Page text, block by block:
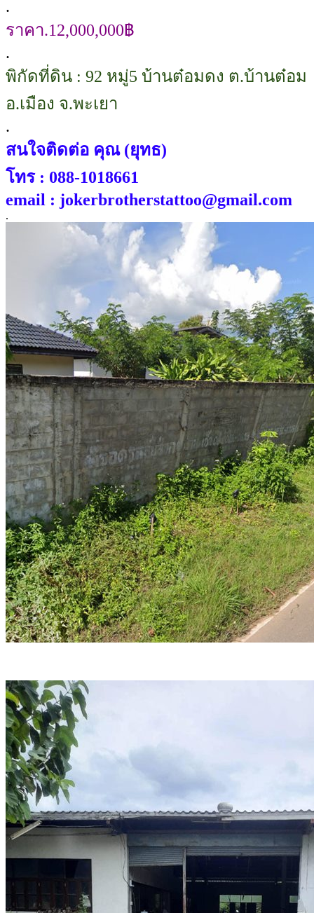
.
ราคา.12,000,000฿
.
พิกัดที่ดิน : 92 หมู่5 บ้านต๋อมดง ต.บ้านต๋อม
อ.เมือง จ.พะเยา
.
สนใจติดต่อ คุณ (ยุทธ)
โทร : 088-1018661
email : jokerbrotherstattoo@gmail.com
.